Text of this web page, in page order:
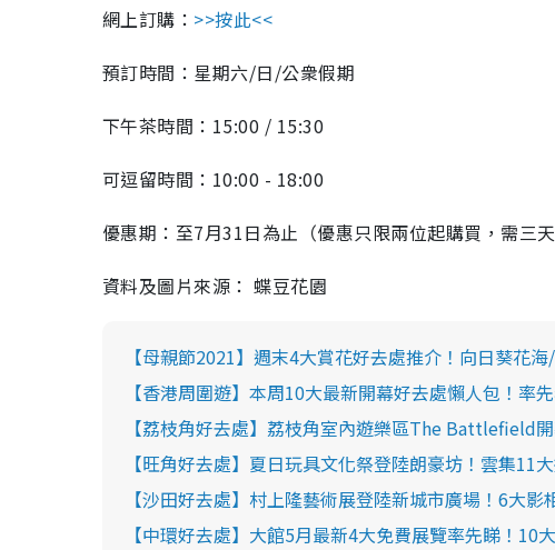
網上訂購： >>按此<<
預訂時間：星期六/日/公衆假期
下午茶時間：15:00 / 15:30
可逗留時間：10:00 - 18:00
優惠期：至7月31日為止（優惠只限兩位起購買，需三天
資料及圖片來源： 蝶豆花園
【母親節2021】週末4大賞花好去處推介！向日葵花
【香港周圍遊】本周10大最新開幕好去處懶人包！
【荔枝角好去處】荔枝角室內遊樂區The Battlefield
【旺角好去處】夏日玩具文化祭登陸朗豪坊！雲集11
【沙田好去處】村上隆藝術展登陸新城市廣場！6大
【中環好去處】大館5月最新4大免費展覽率先睇！10